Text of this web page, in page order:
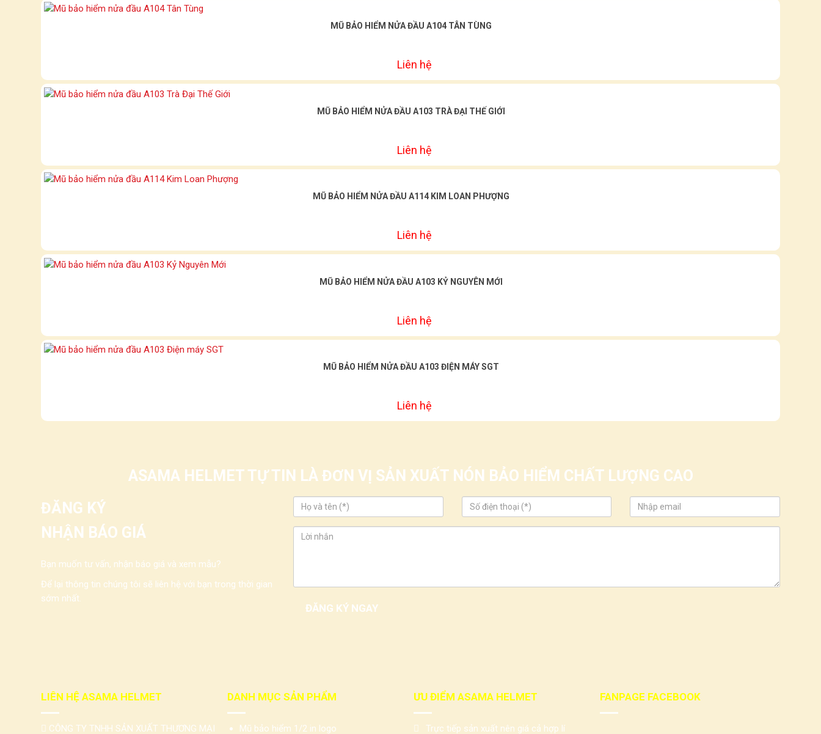
MŨ BẢO HIỂM NỬA ĐẦU A104 TÂN TÙNG
Liên hệ
MŨ BẢO HIỂM NỬA ĐẦU A103 TRÀ ĐẠI THẾ GIỚI
Liên hệ
MŨ BẢO HIỂM NỬA ĐẦU A114 KIM LOAN PHƯỢNG
Liên hệ
MŨ BẢO HIỂM NỬA ĐẦU A103 KỶ NGUYÊN MỚI
Liên hệ
MŨ BẢO HIỂM NỬA ĐẦU A103 ĐIỆN MÁY SGT
Liên hệ
ASAMA HELMET TỰ TIN LÀ ĐƠN VỊ SẢN XUẤT NÓN BẢO HIỂM CHẤT LƯỢNG CAO
ĐĂNG KÝ
NHẬN BÁO GIÁ
Bạn muốn tư vấn, nhận báo giá và xem mẫu?
Để lại thông tin chúng tôi sẽ liên hệ với bạn trong thời gian
sớm nhất.
LIÊN HỆ ASAMA HELMET
CÔNG TY TNHH SẢN XUẤT THƯƠNG MẠI
DANH MỤC SẢN PHẨM
Mũ bảo hiểm 1/2 in logo
ƯU ĐIỂM ASAMA HELMET
Trực tiếp sản xuất nên giá cả hợp lí
FANPAGE FACEBOOK